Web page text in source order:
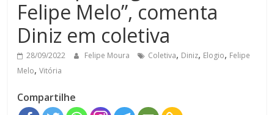
Felipe Melo”, comenta
Diniz em coletiva
28/09/2022 Felipe Moura Coletiva, Diniz, Elogio, Felipe
Melo,Vitória
Compartilhe